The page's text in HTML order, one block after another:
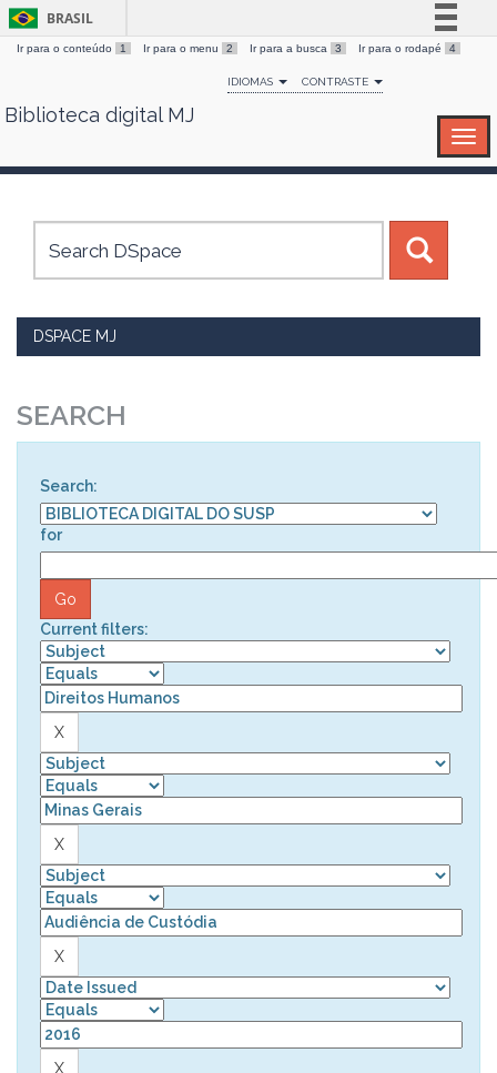
Skip
BRASIL
Simplifique!
Comunica BR
Canais
Ir para o conteúdo 1 Ir para o menu 2 Ir para a busca 3 Ir para o rodapé 4
IDIOMAS CONTRASTE
Biblioteca digital MJ
DSPACE MJ
SEARCH
Search:
for
Current filters: